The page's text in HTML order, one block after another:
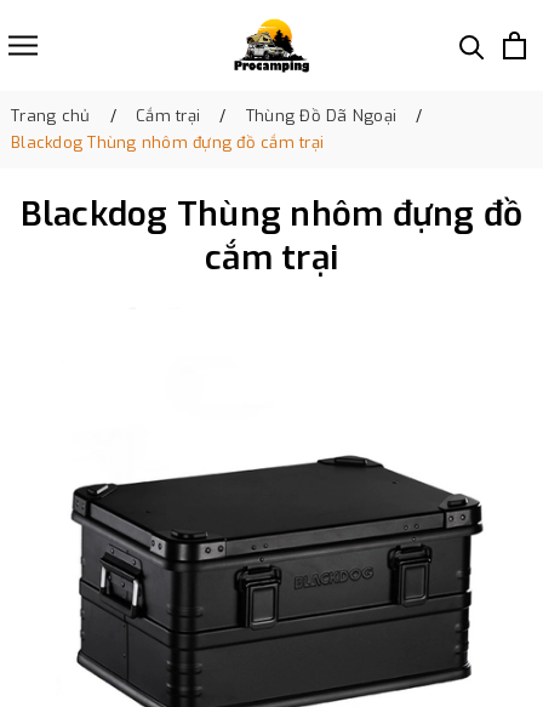
Trang chủ Cắm trại
Thùng Đồ Dã Ngoại
Blackdog Thùng nhôm đựng đồ cắm trại
Blackdog Thùng nhôm đựng đồ
cắm trại